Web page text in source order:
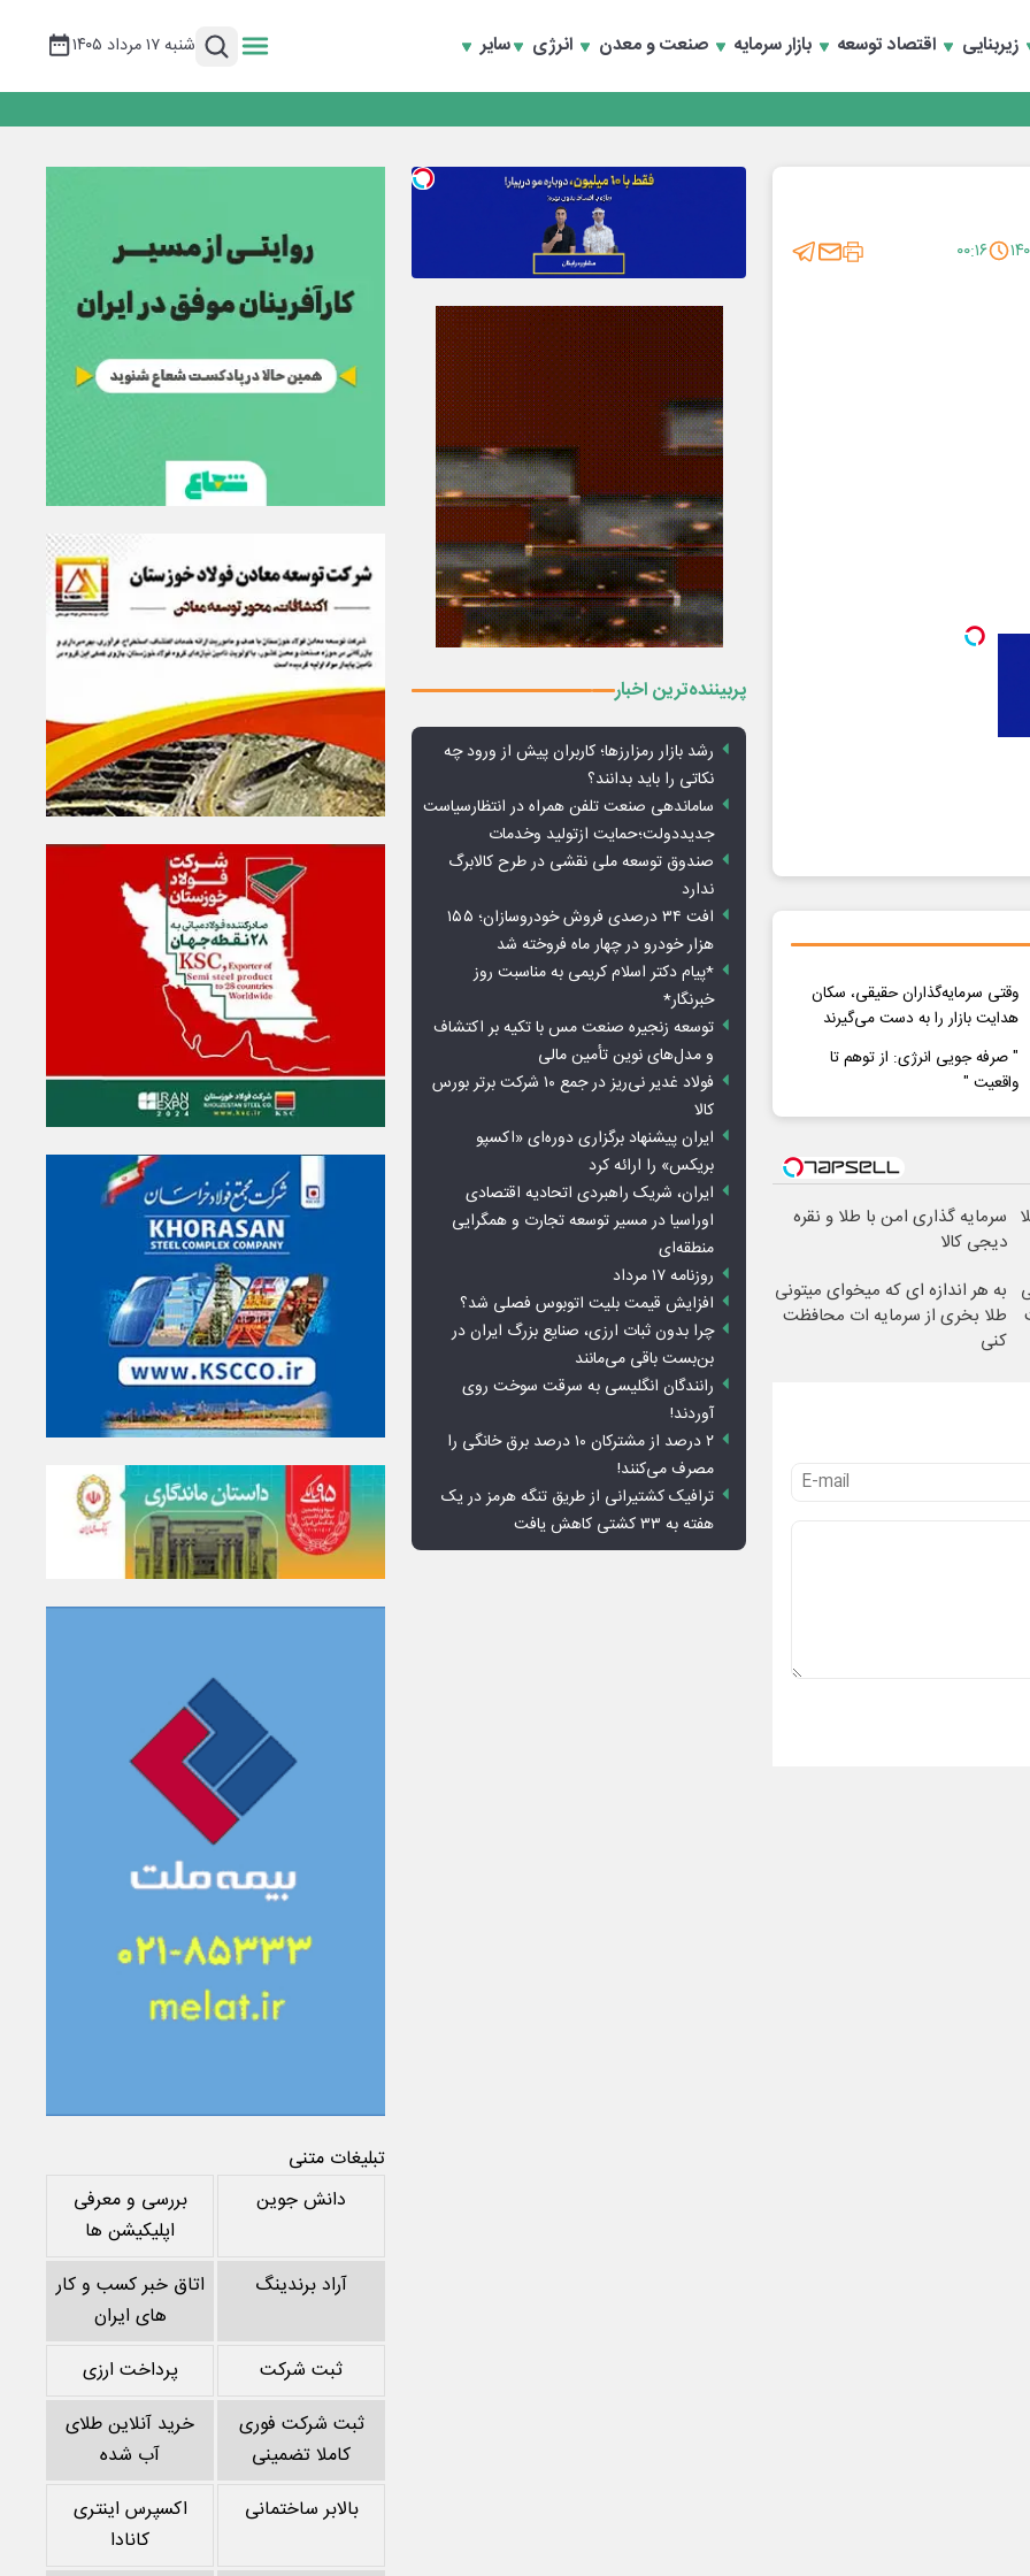
زیربنایی اقتصاد توسعه بازار سرمایه صنعت و معدن انرژی سایر شنبه ۱۷ مرداد ۱۴۰۵
ازتولید وخدمات
۰۰:۱۶
وقتی سرمایه‌گذاران حقیقی، سکان
هدایت بازار را به دست می‌گیرند
" صرفه جویی انرژی: از توهم تا
واقعیت "
سرمایه گذاری امن با طلا و نقره
دیجی کالا
به هر اندازه ای که میخوای میتونی
طلا بخری از سرمایه ات محافظت
کنی
پربیننده‌ترین اخبار
رشد بازار رمزارزها؛ کاربران پیش از ورود چه
نکاتی را باید بدانند؟
ساماندهی صنعت تلفن همراه در انتظارسیاست
جدیددولت؛حمایت ازتولید وخدمات
صندوق توسعه ملی نقشی در طرح کالابرگ
ندارد
افت ۳۴ درصدی فروش خودروسازان؛ ۱۵۵
هزار خودرو در چهار ماه فروخته شد
*پیام دکتر اسلام کریمی به مناسبت روز
خبرنگار*
توسعه زنجیره صنعت مس با تکیه بر اکتشاف
و مدل‌های نوین تأمین مالی
فولاد غدیر نی‌ریز در جمع ۱۰ شرکت برتر بورس
کالا
ایران پیشنهاد برگزاری دوره‌ای «اکسپو
بریکس» را ارائه کرد
ایران، شریک راهبردی اتحادیه اقتصادی
اوراسیا در مسیر توسعه تجارت و همگرایی
منطقه‌ای
روزنامه ۱۷ مرداد
افزایش قیمت بلیت اتوبوس فصلی شد؟
چرا بدون ثبات ارزی، صنایع بزرگ ایران در
بن‌بست باقی می‌مانند
رانندگان انگلیسی به سرقت سوخت روی
آوردند!
۲ درصد از مشترکان ۱۰ درصد برق خانگی را
مصرف می‌کنند!
ترافیک کشتیرانی از طریق تنگه هرمز در یک
هفته به ۳۳ کشتی کاهش یافت
تبلیغات متنی
دانش جوین
بررسی و معرفی
اپلیکیشن ها
آراد برندینگ
اتاق خبر کسب و کار
های ایران
ثبت شرکت
پرداخت ارزی
ثبت شرکت فوری
کاملا تضمینی
خرید آنلاین طلای
آب شده
بالابر ساختمانی
اکسپرس اینتری
کانادا